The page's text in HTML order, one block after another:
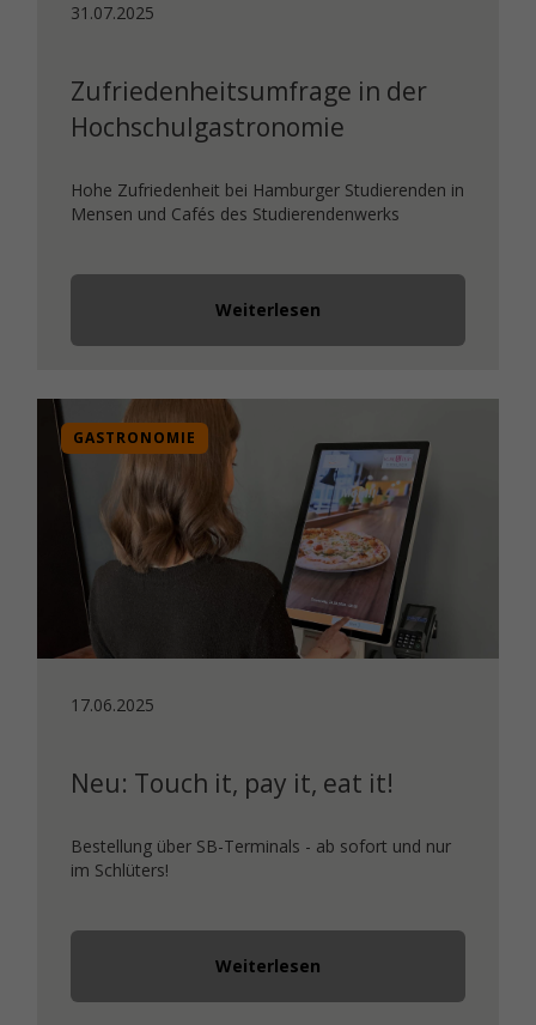
31.07.2025
Zufriedenheitsumfrage in der
Hochschulgastronomie
Hohe Zufriedenheit bei Hamburger Studierenden in
Mensen und Cafés des Studierendenwerks
Weiterlesen
GASTRONOMIE
17.06.2025
Neu: Touch it, pay it, eat it!
Bestellung über SB-Terminals - ab sofort und nur
im Schlüters!
Weiterlesen